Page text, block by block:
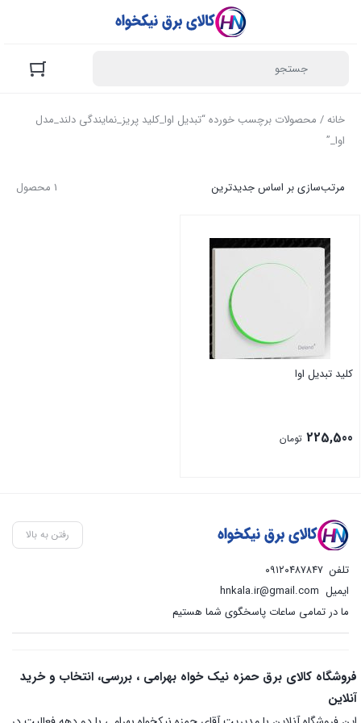
خانه/ محصولات برچسب خورده “تبدیل اوا_کلید پریز_نمایندگی دلند_مدل
اوا_”
1 محصول مرتب‌سازی بر اساس جدیدترین
کلید تبدیل اوا
225,500 تومان
رفتن به بالا
تلفن ۰۹۱۲۰۴۸۷۸۴۷
ایمیل hnkala.ir@gmail.com
ما در تمامی ساعات پاسخگوی شما هستیم
فروشگاه کالای برق حمزه نیک خواه بهرامی ، بررسی، انتخاب و خرید
آنلاین